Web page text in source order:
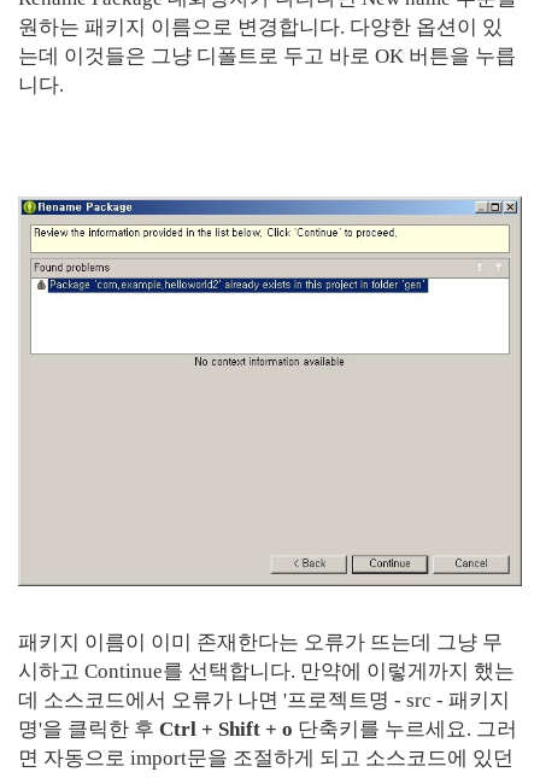
원하는 패키지 이름으로 변경합니다. 다양한 옵션이 있
는데 이것들은 그냥 디폴트로 두고 바로 OK 버튼을 누릅
니다.
패키지 이름이 이미 존재한다는 오류가 뜨는데 그냥 무
시하고 Continue를 선택합니다. 만약에 이렇게까지 했는
데 소스코드에서 오류가 나면 '프로젝트명 - src - 패키지
명'을 클릭한 후 Ctrl + Shift + o 단축키를 누르세요. 그러
면 자동으로 import문을 조절하게 되고 소스코드에 있던